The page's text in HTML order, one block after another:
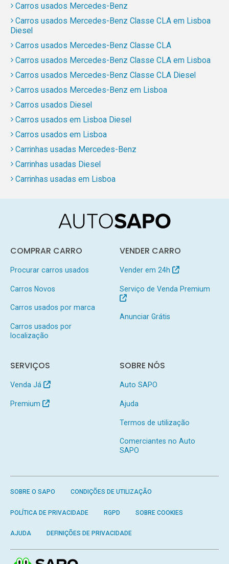
Carros usados Mercedes-Benz
Carros usados Mercedes-Benz Classe CLA em Lisboa
Diesel
Carros usados Mercedes-Benz Classe CLA
Carros usados Mercedes-Benz Classe CLA em Lisboa
Carros usados Mercedes-Benz Classe CLA Diesel
Carros usados Mercedes-Benz em Lisboa
Carros usados Diesel
Carros usados em Lisboa Diesel
Carros usados em Lisboa
Carrinhas usadas Mercedes-Benz
Carrinhas usadas Diesel
Carrinhas usadas em Lisboa
COMPRAR CARRO
Procurar carros usados
Carros Novos
Carros usados por marca
Carros usados por
localização
VENDER CARRO
Vender em 24h
Serviço de Venda Premium
Anunciar Grátis
SERVIÇOS
Venda Já
Premium
SOBRE NÓS
Auto SAPO
Ajuda
Termos de utilização
Comerciantes no Auto
SAPO
SOBRE O SAPO CONDIÇÕES DE UTILIZAÇÃO
POLÍTICA DE PRIVACIDADE RGPD SOBRE COOKIES
AJUDA DEFINIÇÕES DE PRIVACIDADE